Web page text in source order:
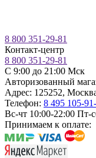
8 800 351-29-81
Контакт-центр
8 800 351-29-81
C 9:00 до 21:00 Мск
Авторизованный
Адрес: 125252,
Телефон: 8 495 105-
Вс-чт 10:00-22:00 Пт-
Принимаем к оплате: